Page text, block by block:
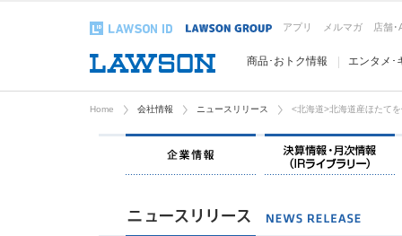
アプリ メルマガ 店舗･
商品･おトク情報 エンタメ･
Home 会社情報 ニュースリリース <北海道>北海道産ほたて
企業情報